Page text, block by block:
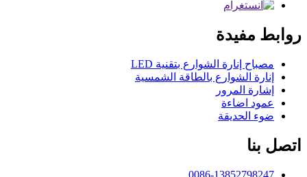
روابط مفيدة
مصباح إنارة الشوارع بتقنية LED
إنارة الشوارع بالطاقة الشمسية
إشارة المرور
عمود اضاءة
ضوء الحديقة
اتصل بنا